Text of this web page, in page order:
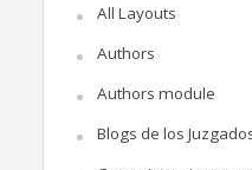
All Layouts
Authors
Authors module
Blogs de los